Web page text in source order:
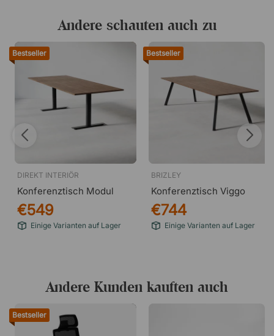
Andere schauten auch zu
Bestseller
DIREKT INTERIÖR
Konferenztisch Modul
€549
Einige Varianten auf Lager
Bestseller
BRIZLEY
Konferenztisch Viggo
€744
Einige Varianten auf Lager
Andere Kunden kauften auch
Bestseller